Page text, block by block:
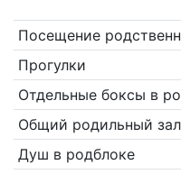
Посещение
Прогулки
Отдельные боксы в
Общий родильный зал
Душ в родблоке